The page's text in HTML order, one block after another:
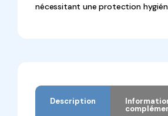
nécessitant une protection
Description